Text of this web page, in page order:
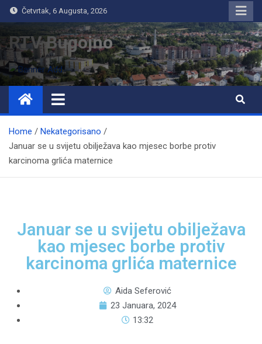
Četvrtak, 6 Augusta, 2026
RTV Bugojno
Home
Nekategorisano
Januar se u svijetu obilježava kao mjesec borbe protiv
karcinoma grlića maternice
Januar se u svijetu obilježava
kao mjesec borbe protiv
karcinoma grlića maternice
Aida Seferović
23 Januara, 2024
13:32